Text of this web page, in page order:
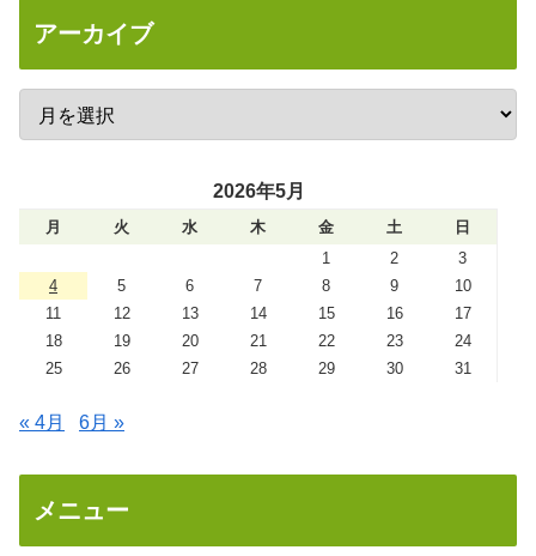
アーカイブ
2026年5月
月 火 水 木 金 土
日
1
2
3
4
5 6 7 8 9
10
11
12 13 14 15 16
17
18
19 20 21 22 23
24
25
26 27 28 29 30 31
« 4月 6月 »
メニュー